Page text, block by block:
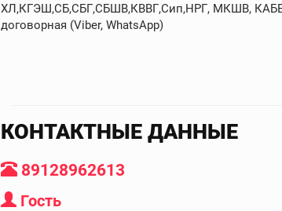
ХЛ,КГЭШ,СБ,СБГ,СБШВ,КВВГ,Сип,НРГ, МКШВ,
договорная (Viber, WhatsApp)
КОНТАКТНЫЕ ДАННЫЕ
89128962613
Гость